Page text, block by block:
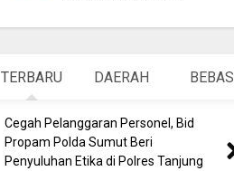
TERBARU DAERAH BEBAS
Cegah Pelanggaran Personel, Bid
Propam Polda Sumut Beri
Penyuluhan Etika di Polres Tanjung